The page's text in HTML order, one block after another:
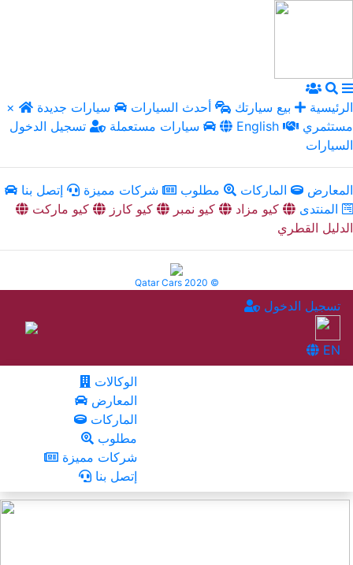
× الرئيسية بيع سيارتك أحدث السيارات
سيارات جديدة
سيارات مستعملة
تسجيل الدخول English
السيارات
المعارض الماركات مطلوب شركات مميزة
إتصل بنا
المنتدى
كيو مزاد كيو نمبر كيو كارز
كيو ماركت
الدليل القطري
Qatar Cars 2020 ©
تسجيل الدخول
EN
الوكالات
المعارض
الماركات
مطلوب
شركات مميزة
إتصل بنا